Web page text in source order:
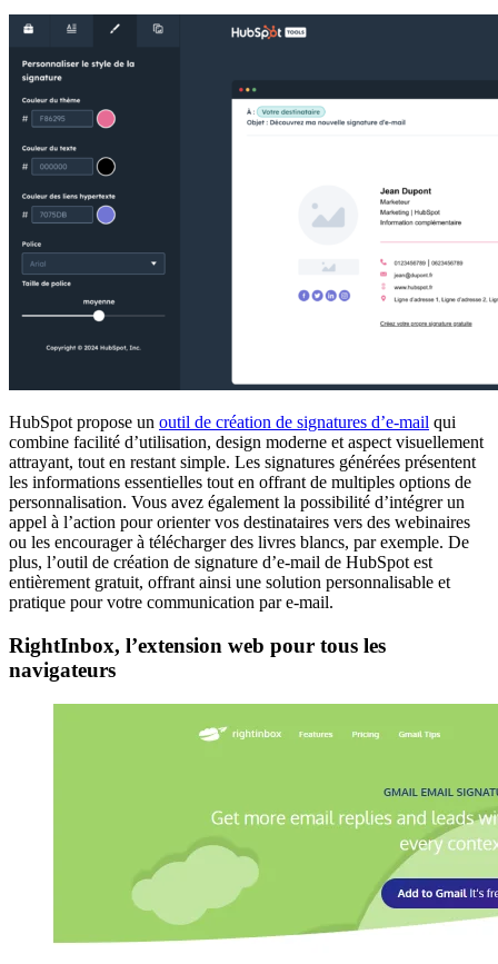
HubSpot propose un outil de création de signatures d’e-mail qui
combine facilité d’utilisation, design moderne et aspect visuellement
attrayant, tout en restant simple. Les signatures générées présentent
les informations essentielles tout en offrant de multiples options de
personnalisation. Vous avez également la possibilité d’intégrer un
appel à l’action pour orienter vos destinataires vers des webinaires
ou les encourager à télécharger des livres blancs, par exemple. De
plus, l’outil de création de signature d’e-mail de HubSpot est
entièrement gratuit, offrant ainsi une solution personnalisable et
pratique pour votre communication par e-mail.
RightInbox, l’extension web pour tous les
navigateurs